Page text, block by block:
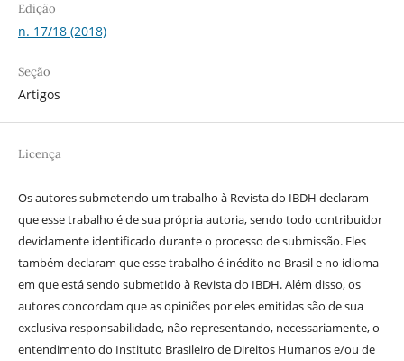
Edição
n. 17/18 (2018)
Seção
Artigos
Licença
Os autores submetendo um trabalho à Revista do IBDH declaram
que esse trabalho é de sua própria autoria, sendo todo contribuidor
devidamente identificado durante o processo de submissão. Eles
também declaram que esse trabalho é inédito no Brasil e no idioma
em que está sendo submetido à Revista do IBDH. Além disso, os
autores concordam que as opiniões por eles emitidas são de sua
exclusiva responsabilidade, não representando, necessariamente, o
entendimento do Instituto Brasileiro de Direitos Humanos e/ou de